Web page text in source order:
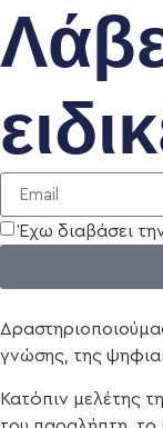
Έχω διαβάσει
γνώσης, της
Κατόπιν μελέτης